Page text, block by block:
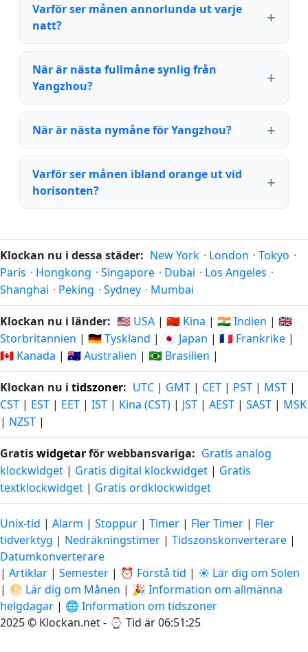
Varför ser månen annorlunda ut varje
natt?
När är nästa fullmåne synlig från
Yangzhou?
När är nästa nymåne för Yangzhou?
Varför ser månen ibland orange ut vid
horisonten?
Klockan nu i dessa städer: New York · London · Tokyo ·
Paris · Hongkong · Singapore · Dubai · Los Angeles ·
Shanghai · Peking · Sydney · Mumbai
Klockan nu i länder: 🇺🇸 USA | 🇨🇳 Kina | 🇮🇳 Indien | 🇬🇧
Storbritannien | 🇩🇪 Tyskland | 🇯🇵 Japan | 🇫🇷 Frankrike |
🇨🇦 Kanada | 🇦🇺 Australien | 🇧🇷 Brasilien |
Klockan nu i tidszoner: UTC | GMT | CET | PST | MST |
CST | EST | EET | IST | Kina (CST) | JST | AEST | SAST | MSK
| NZST |
Gratiswidgetarför webbansvariga: Gratis analog
klockwidget | Gratis digital klockwidget | Gratis
textklockwidget | Gratis ordklockwidget
Unix-tid | Alarm | Stoppur | Timer | Fler Timer | Fler
tidverktyg | Nedräkningstimer | Tidszonskonverterare |
Datumkonverterare
| Artiklar | Semester | ⏰ Förstå tid | ☀️ Lär dig om Solen
| 🌕 Lär dig om Månen | 🎉 Information om allmänna
helgdagar | 🌐 Information om tidszoner
2025 © Klockan.net - ⌚ Tid är 06:51:26